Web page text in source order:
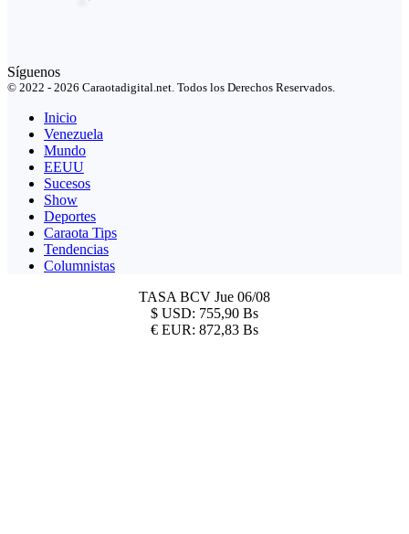
Síguenos
© 2022 - 2026 Caraotadigital.net. Todos los Derechos Reservados.
Inicio
Venezuela
Mundo
EEUU
Sucesos
Show
Deportes
Caraota Tips
Tendencias
Columnistas
TASA BCV Jue 06/08
$ USD: 755,90 Bs
€ EUR: 872,83 Bs